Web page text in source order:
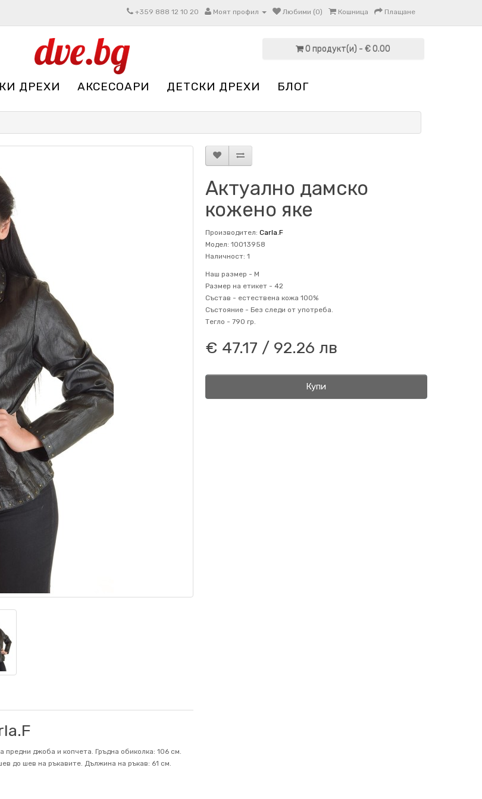
+359 888 12 10 20 Моят профил Любими (0) Кошница Плащане
0 продукт(и) - € 0.00
ДРЕХИ АКСЕСОАРИ ДЕТСКИ ДРЕХИ БЛОГ
джоба и копчета. Гръдна обиколка: 106 см.
до шев на ръкавите. Дължина на ръкав: 61 см.
Актуално дамско
кожено яке
Производител: Carla.F
Модел: 10013958
Наличност: 1
Наш размер - M
Размер на етикет - 42
Състав - естествена кожа 100%
Състояние - Без следи от употреба.
Тегло - 790 гр.
€ 47.17 / 92.26 лв
Купи